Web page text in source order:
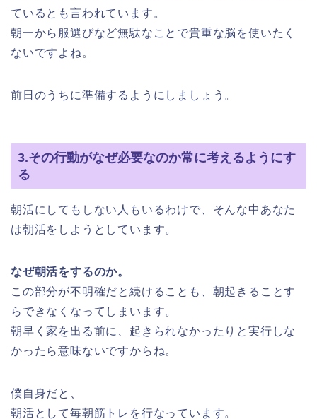
ているとも言われています。
朝一から服選びなど無駄なことで貴重な脳を使いたく
ないですよね。
前日のうちに準備するようにしましょう。
3.その行動がなぜ必要なのか常に考えるようにす
る
朝活にしてもしない人もいるわけで、そんな中あなた
は朝活をしようとしています。
なぜ朝活をするのか。
この部分が不明確だと続けることも、朝起きることす
らできなくなってしまいます。
朝早く家を出る前に、起きられなかったりと実行しな
かったら意味ないですからね。
僕自身だと、
朝活として毎朝筋トレを行なっています。